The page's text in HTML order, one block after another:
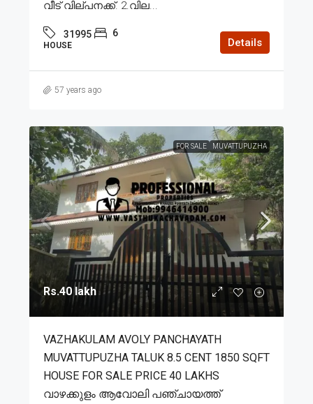
വീട് വില്പനക്ക്. 2.വില...
31995 6
HOUSE Details
57 years ago
FOR SALE MUVATTUPUZHA
Rs.40 lakh
VAZHAKULAM AVOLY PANCHAYATH
MUVATTUPUZHA TALUK 8.5 CENT 1850 SQFT
HOUSE FOR SALE PRICE 40 LAKHS
വാഴക്കുളം ആവോലി പഞ്ചായത്ത്